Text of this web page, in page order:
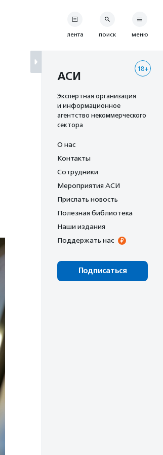
лента поиск меню
18+
АСИ
Экспертная организация
и информационное
агентство некоммерческого
сектора
О нас
Контакты
Сотрудники
Мероприятия АСИ
Прислать новость
Полезная библиотека
Наши издания
Поддержать нас
Подписаться